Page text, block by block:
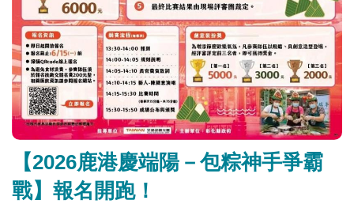
【2026鹿港慶端陽－包粽神手爭霸
戰】報名開跑！